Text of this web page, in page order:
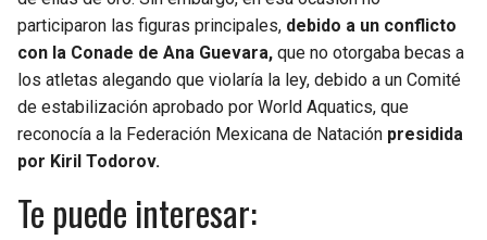
participaron las figuras principales, debido a un conflicto
con la Conade de Ana Guevara, que no otorgaba becas a
los atletas alegando que violaría la ley, debido a un Comité
de estabilización aprobado por World Aquatics, que
reconocía a la Federación Mexicana de Natación presidida
por Kiril Todorov.
Te puede interesar: